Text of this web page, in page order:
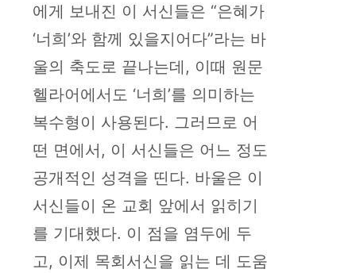
에게 보내진 이 서신들은 “은혜가
‘너희’와 함께 있을지어다”라는 바
울의 축도로 끝나는데, 이때 원문
헬라어에서도 ‘너희’를 의미하는
복수형이 사용된다. 그러므로 어
떤 면에서, 이 서신들은 어느 정도
공개적인 성격을 띤다. 바울은 이
서신들이 온 교회 앞에서 읽히기
를 기대했다. 이 점을 염두에 두
고, 이제 목회서신을 읽는 데 도움